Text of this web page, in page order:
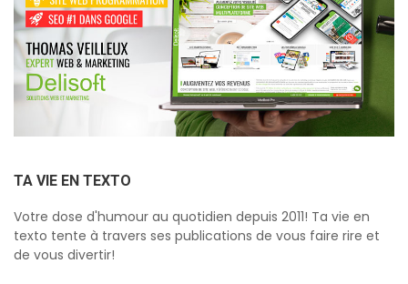
TA VIE EN TEXTO
Votre dose d'humour au quotidien depuis 2011! Ta vie en
texto tente à travers ses publications de vous faire rire et
de vous divertir!